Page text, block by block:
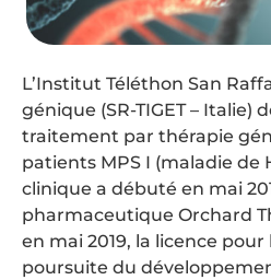
L’Institut Téléthon San
génique (SR-TIGET – Italie)
traitement par thérapie
patients MPS I (maladie de
clinique a débuté en mai
pharmaceutique Orchard
en mai 2019, la licence
poursuite du